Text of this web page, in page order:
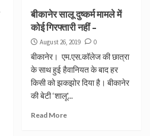
बीकानेर सालू दुष्कर्म मामले में
कोई गिरफ्तारी नहीं –
August 26, 2019 0
बीकानेर। एम.एस.कॉलेज की छात्रा
के साथ हुई हैवानियत के बाद हर
किसी को झकझोर दिया है। बीकानेर
की बेटी ‘शालू'...
Read More